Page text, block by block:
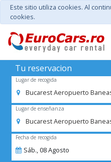
Este sitio utiliza cookies. Al
cookies.
Tu reservacion
Lugar de recogida
Bucarest Aeropuerto
Lugar de enseñanza
Bucarest Aeropuerto
Fecha de recogida
Sáb.,08Agosto